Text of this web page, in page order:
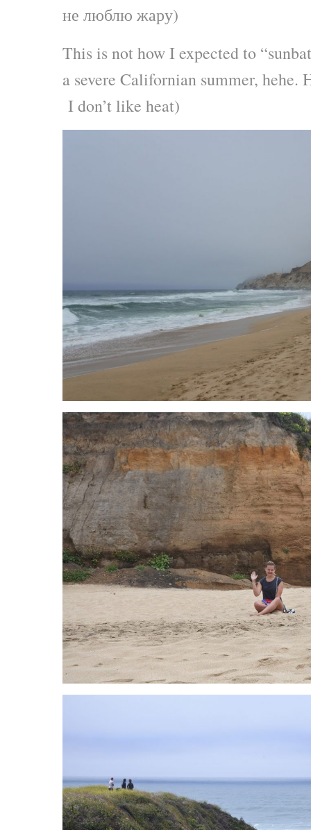
не люблю жару)
This is not how I expected to
a severe Californian summer, hehe.
I don’t like heat)